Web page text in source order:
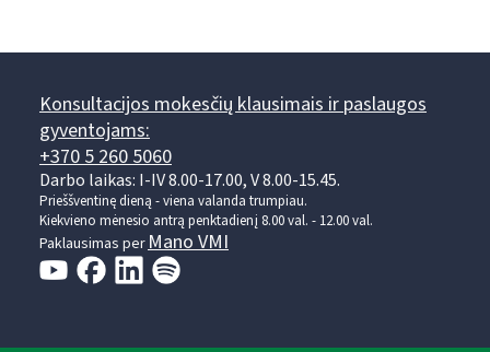
Konsultacijos mokesčių klausimais ir paslaugos
gyventojams:
+370 5 260 5060
Darbo laikas: I-IV 8.00-17.00, V 8.00-15.45.
Prieššventinę dieną - viena valanda trumpiau.
Kiekvieno mėnesio antrą penktadienį 8.00 val. - 12.00 val.
Paklausimas perMano VMI